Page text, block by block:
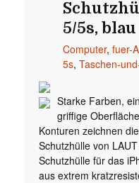
5/5s, blau
Computer, fuer-
5s, Taschen-
Starke Farben,
griffige
Konturen zeichnen
Schutzhülle von
Schutzhülle für das
aus extrem